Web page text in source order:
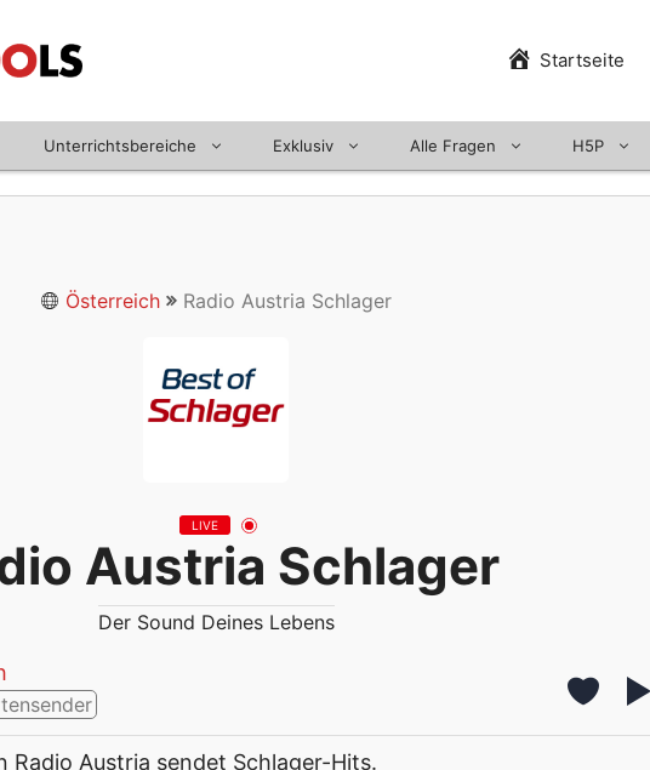
Startseite
Unterrichtsbereiche Exklusiv Alle Fragen H5P
Österreich Radio Austria Schlager
LIVE
Austria Schlager
Der Sound Deines Lebens
Radio Austria sendet Schlager-Hits.